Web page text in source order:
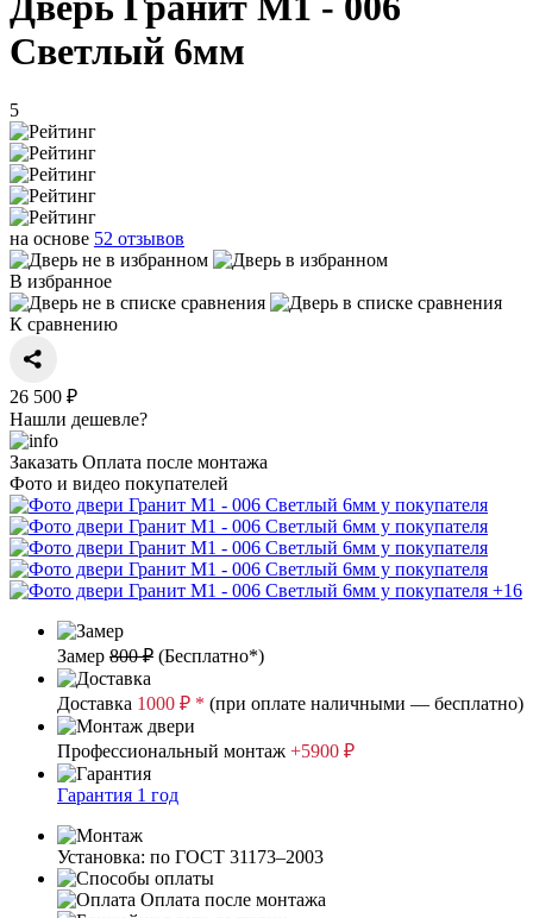
Светлый 6мм
5
на основе 52 отзывов
В избранное
К сравнению
26 500 ₽
Нашли дешевле?
Заказать Оплата после монтажа
Фото и видео покупателей
+16
Замер 800 ₽ (Бесплатно*)
Доставка 1000 ₽ * (при оплате наличными — бесплатно)
Профессиональный монтаж +5900 ₽
Гарантия 1 год
Установка: по ГОСТ 31173–2003
Оплата после монтажа